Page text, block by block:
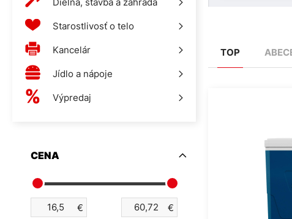
TOP
Starostlivosť o telo
Kancelár
Jídlo a nápoje
Výpredaj
CENA
€ €